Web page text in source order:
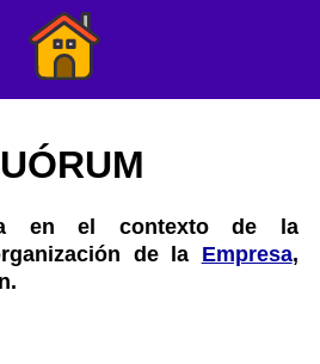
en el contexto de la
de la Empresa,